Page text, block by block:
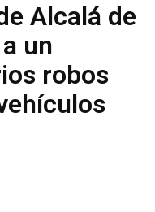
Alcalá de
un
robos